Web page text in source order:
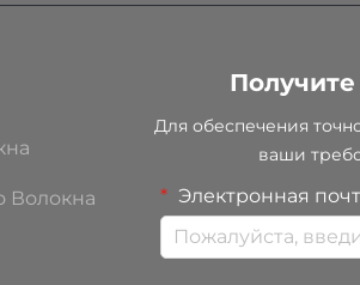
Волокна
Для обеспечения
ваши
Электронная